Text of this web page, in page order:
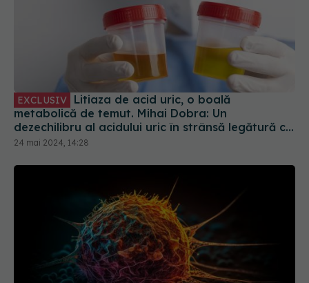
EXCLUSIV
metabolică de temut. Mihai Dobra: Un
dezechilibru al acidului uric în strânsă legătură cu
guta
24 mai 2024, 14:28